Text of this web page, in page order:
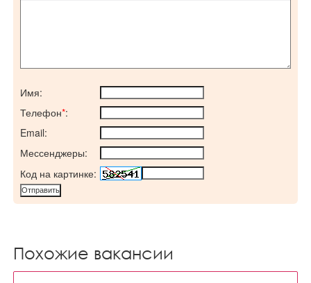
Имя:
Телефон*:
Email:
Мессенджеры:
Код на картинке:
Похожие вакансии